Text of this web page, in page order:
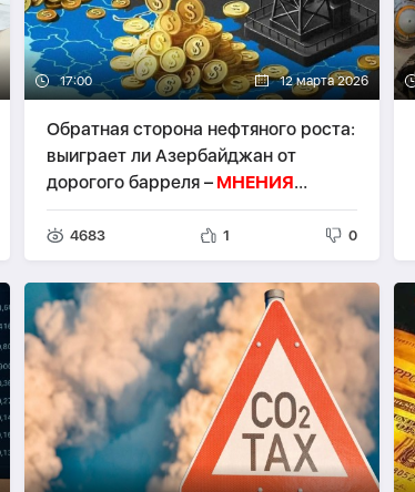
17:00 12 марта 2026
Обратная сторона нефтяного роста:
выиграет ли Азербайджан от
дорогого барреля –МНЕНИЯ
ЭКСПЕРТОВ
4683 1 0